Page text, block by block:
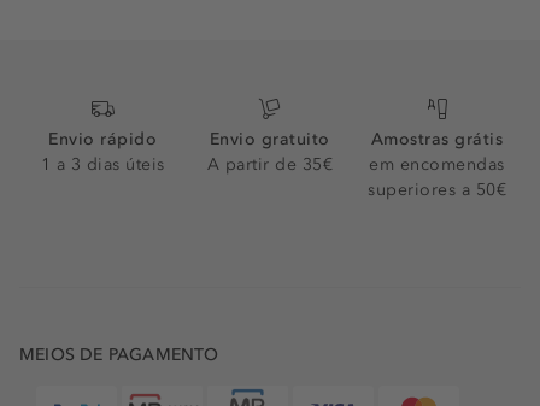
Envio rápido
1 a 3 dias úteis
Envio gratuito
A partir de 35€
Amostras grátis
em encomendas
superiores a 50€
MEIOS DE PAGAMENTO